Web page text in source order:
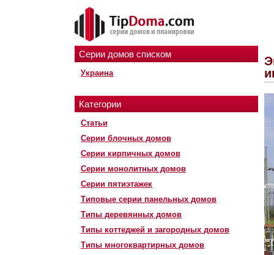
Серии домов списком
Украина
Категории
Статьи
Серии блочных домов
Серии кирпичных домов
Серии монолитных домов
Серии пятиэтажек
Типовые серии панельных домов
Типы деревянных домов
Типы коттеджей и загородных домов
Типы многоквартирных домов